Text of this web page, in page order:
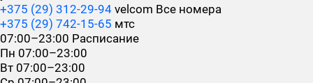
+375 (29) 312-29-94 velcom Все номера
+375 (29) 742-15-65 мтс
07:00–23:00 Расписание
Пн 07:00–23:00
Вт 07:00–23:00